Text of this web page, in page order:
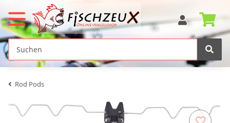
Rod Pods